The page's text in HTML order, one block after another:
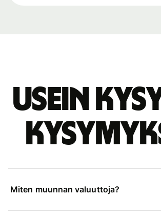
Usein
Miten muunnan valuuttoja?